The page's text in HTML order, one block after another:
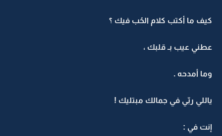
كيف ما أكتب كلام الحُب فيك ؟
عطني عيب بـ قلبك ،
وما أمدحه .
ياللي ربّي في جمالك مبتليك !
إنت في :